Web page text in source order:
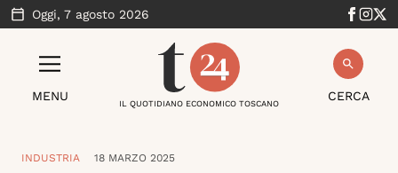
Oggi, 7 agosto 2026
MENU CERCA
IL QUOTIDIANO ECONOMICO TOSCANO
INDUSTRIA 18 MARZO 2025